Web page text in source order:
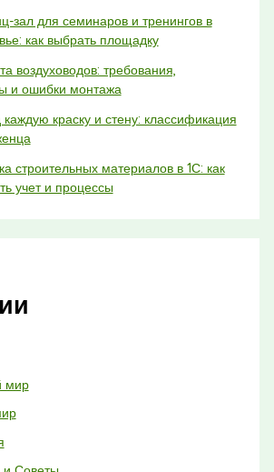
зал для семинаров и тренингов в
как выбрать площадку
воздуховодов: требования,
и ошибки монтажа
краску и стену: классификация
строительных материалов в 1С: как
учет и процессы
мир